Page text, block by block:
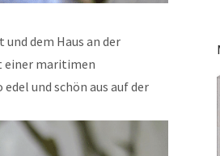
dem Haus an der
einer maritimen
und schön aus auf der